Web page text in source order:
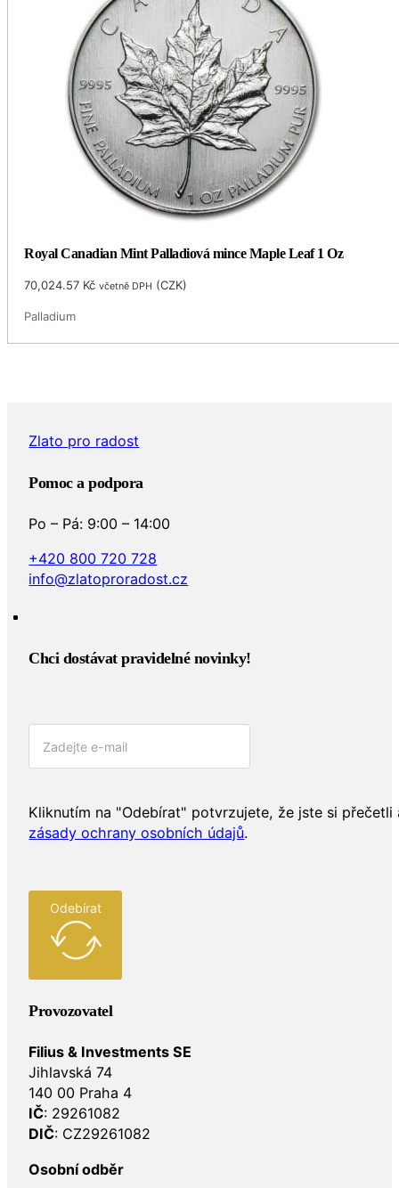
Royal Canadian Mint Palladiová mince Maple Leaf 1 Oz
70,024.57 Kč včetně DPH (CZK)
Palladium
Zlato pro radost
Pomoc a podpora
Po – Pá: 9:00 – 14:00
+420 800 720 728
info@zlatoproradost.cz
Chci dostávat pravidelné novinky!​
Kliknutím na "Odebírat" potvrzujete, že jste si přečetli
zásady ochrany osobních údajů.
Odebírat
Provozovatel
Filius & Investments SE
Jihlavská 74
140 00 Praha 4
IČ: 29261082
DIČ: CZ29261082
Osobní odběr